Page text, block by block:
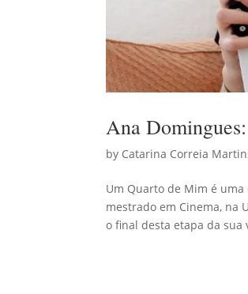
Ana
by Catarina Correia
Um Quarto de Mim é
mestrado em Cinema, na
o final desta etapa da sua